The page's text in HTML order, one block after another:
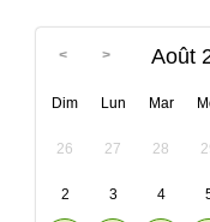
Août
Dim Lun Mar
26 27 28
2 3 4